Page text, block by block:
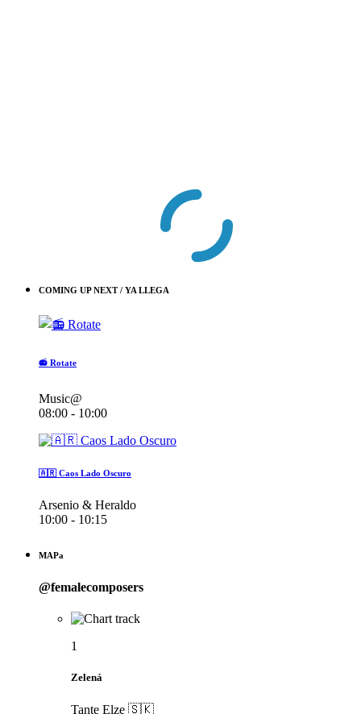
COMING UP NEXT / YA LLEGA
📻 Rotate
Music@
08:00 - 10:00
🇦🇷 Caos Lado Oscuro
Arsenio & Heraldo
10:00 - 10:15
MAPa
@femalecomposers
1
Zelená
Tante Elze 🇸🇰